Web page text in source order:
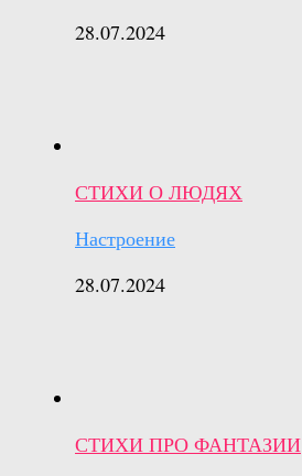
28.07.2024
СТИХИ О ЛЮДЯХ
Настроение
28.07.2024
СТИХИ ПРО ФАНТАЗИИ